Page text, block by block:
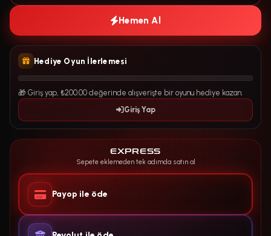
Hemen Al
Hediye Oyun İlerlemesi
🎁 Giriş yap, ₺200.00 değerinde alışverişte bir oyunu hediye kazan.
Giriş Yap
EXPRESS
Sepete eklemeden tek adımda satın al
Payop ile öde